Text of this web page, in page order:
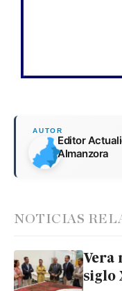
Editor
Almanzora
NOTICIAS
Vera
siglo